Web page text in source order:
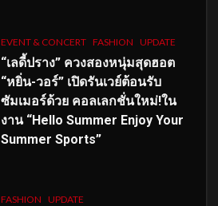
EVENT & CONCERT FASHION UPDATE
“เลดี้ปราง” ควงสองหนุ่มสุดฮอต
“หยิ่น-วอร์” เปิดรันเวย์ต้อนรับ
ซัมเมอร์ด้วย คอลเลกชั่นใหม่!ใน
งาน “Hello Summer Enjoy Your
Summer Sports”
FASHION UPDATE